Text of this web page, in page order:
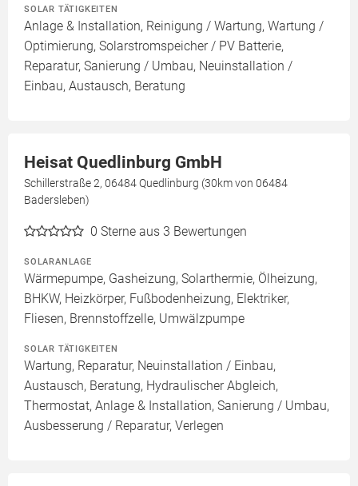
SOLAR TÄTIGKEITEN
Anlage & Installation, Reinigung / Wartung, Wartung /
Optimierung, Solarstromspeicher / PV Batterie,
Reparatur, Sanierung / Umbau, Neuinstallation /
Einbau, Austausch, Beratung
Heisat Quedlinburg GmbH
Schillerstraße 2, 06484 Quedlinburg (30km von 06484
Badersleben)
0 Sterne aus 3 Bewertungen
SOLARANLAGE
Wärmepumpe, Gasheizung, Solarthermie, Ölheizung,
BHKW, Heizkörper, Fußbodenheizung, Elektriker,
Fliesen, Brennstoffzelle, Umwälzpumpe
SOLAR TÄTIGKEITEN
Wartung, Reparatur, Neuinstallation / Einbau,
Austausch, Beratung, Hydraulischer Abgleich,
Thermostat, Anlage & Installation, Sanierung / Umbau,
Ausbesserung / Reparatur, Verlegen